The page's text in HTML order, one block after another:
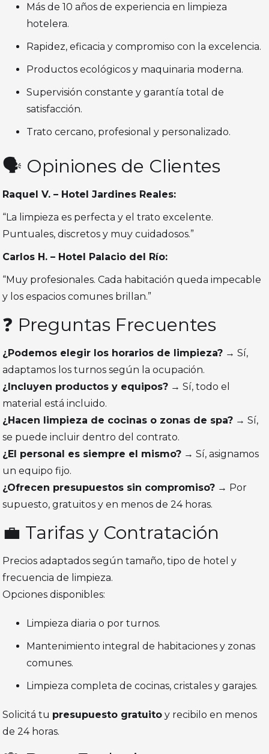
Más de 10 años de experiencia en limpieza
hotelera.
Rapidez, eficacia y compromiso con la excelencia.
Productos ecológicos y maquinaria moderna.
Supervisión constante y garantía total de
satisfacción.
Trato cercano, profesional y personalizado.
🗣️ Opiniones de Clientes
Raquel V. – Hotel Jardines Reales:
“La limpieza es perfecta y el trato excelente.
Puntuales, discretos y muy cuidadosos.”
Carlos H. – Hotel Palacio del Río:
“Muy profesionales. Cada habitación queda impecable
y los espacios comunes brillan.”
❓ Preguntas Frecuentes
¿Podemos elegir los horarios de limpieza? → Sí,
adaptamos los turnos según la ocupación.
¿Incluyen productos y equipos? → Sí, todo el
material está incluido.
¿Hacen limpieza de cocinas o zonas de spa? → Sí,
se puede incluir dentro del contrato.
¿El personal es siempre el mismo? → Sí, asignamos
un equipo fijo.
¿Ofrecen presupuestos sin compromiso? → Por
supuesto, gratuitos y en menos de 24 horas.
💼 Tarifas y Contratación
Precios adaptados según tamaño, tipo de hotel y
frecuencia de limpieza.
Opciones disponibles:
Limpieza diaria o por turnos.
Mantenimiento integral de habitaciones y zonas
comunes.
Limpieza completa de cocinas, cristales y garajes.
Solicitá tu presupuesto gratuito y recibilo en menos
de 24 horas.